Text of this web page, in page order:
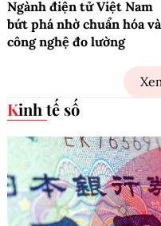
Ngành điện tử Việt Nam
bứt phá nhờ chuẩn hóa và
công nghệ đo lường
Kinh tế số